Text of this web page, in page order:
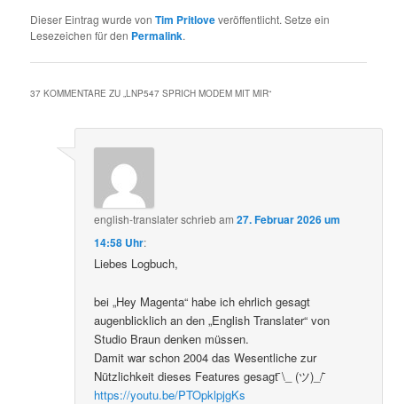
Dieser Eintrag wurde vonTim Pritloveveröffentlicht. Setze ein
Lesezeichen für den Permalink.
37 KOMMENTARE ZU „LNP547 SPRICH MODEM MIT MIR“
english-translaterschriebam27. Februar 2026 um
14:58 Uhr:
Liebes Logbuch,
bei „Hey Magenta“ habe ich ehrlich gesagt
augenblicklich an den „English Translater“ von
Studio Braun denken müssen.
Damit war schon 2004 das Wesentliche zur
Nützlichkeit dieses Features gesagt ̄\_ (ツ)_/ ̄
https://youtu.be/PTOpklpjgKs